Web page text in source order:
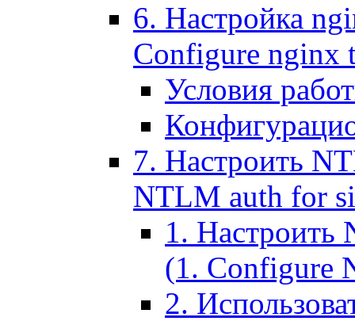
6. Настройка
Configure nginx
Условия
7. Настроить
NTLM auth for
1. Настроить
(1. Configure
2.